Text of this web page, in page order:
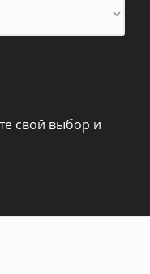
свой выбор и